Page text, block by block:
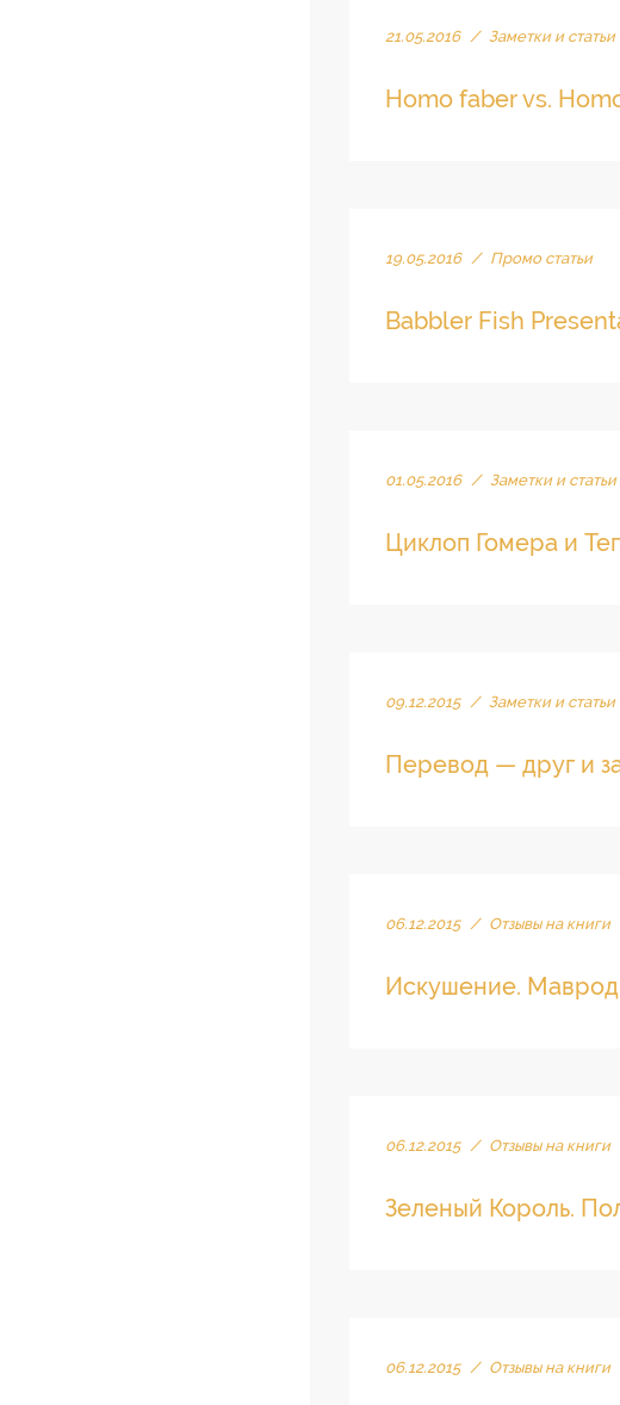
21.05.2016 / Заметки и статьи
Homo faber vs.
19.05.2016 / Промо статьи
Babbler Fish
01.05.2016 / Заметки и статьи
Циклоп Гомера и
09.12.2015 / Заметки и статьи
Перевод — друг и
06.12.2015 / Отзывы на книги
Искушение.
06.12.2015 / Отзывы на книги
Зеленый Король.
06.12.2015 / Отзывы на книги